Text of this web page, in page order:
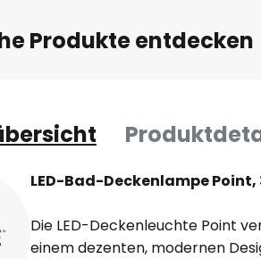
Produkte entdecken
LED-Bad-Deckenlampe
Die LED-Deckenleuchte Point
einem dezenten, modernen